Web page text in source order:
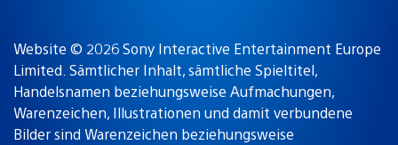
Website © 2026 Sony Interactive Entertainment Europe
Limited. Sämtlicher Inhalt, sämtliche Spieltitel,
Handelsnamen beziehungsweise Aufmachungen,
Warenzeichen, Illustrationen und damit verbundene
Bilder sind Warenzeichen beziehungsweise